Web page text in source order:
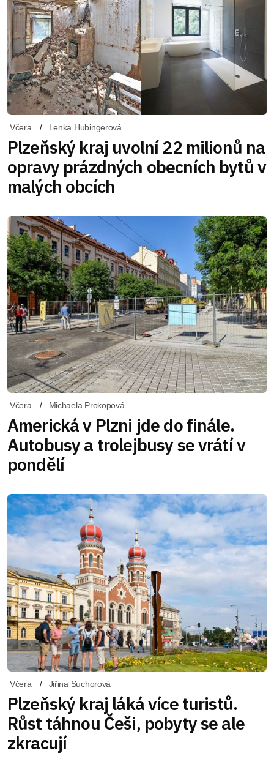
Včera Lenka Hubingerová
Plzeňský kraj uvolní 22 milionů na
opravy prázdných obecních bytů v
malých obcích
Včera Michaela Prokopová
Americká v Plzni jde do finále.
Autobusy a trolejbusy se vrátí v
pondělí
Včera Jiřina Suchorová
Plzeňský kraj láká více turistů.
Růst táhnou Češi, pobyty se ale
zkracují